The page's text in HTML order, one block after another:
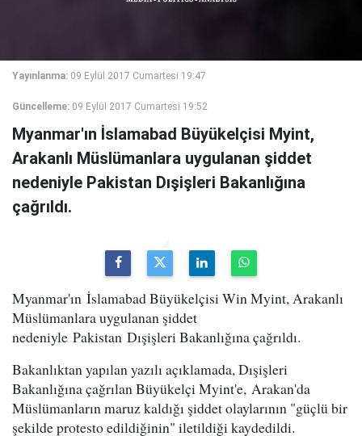
Yayınlanma: 09 Eylül 2017 Cumartesi 19:47
Güncelleme: 09 Eylül 2017 Cumartesi 19:52
Myanmar'ın İslamabad Büyükelçisi Myint,
Arakanlı Müslümanlara uygulanan şiddet
nedeniyle Pakistan Dışişleri Bakanlığına
çağrıldı.
Myanmar'ın İslamabad Büyükelçisi Win Myint, Arakanlı
Müslümanlara uygulanan şiddet
nedeniyle Pakistan Dışişleri Bakanlığına çağrıldı.
Bakanlıktan yapılan yazılı açıklamada, Dışişleri
Bakanlığına çağrılan Büyükelçi Myint'e, Arakan'da
Müslümanların maruz kaldığı şiddet olaylarının "güçlü bir
şekilde protesto edildiğinin" iletildiği kaydedildi.